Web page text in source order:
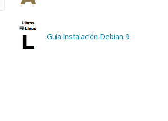
Guía instalación Debian 9